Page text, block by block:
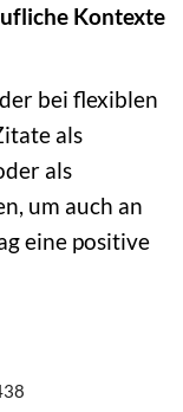
Kontexte
bei flexiblen
als
als
um auch an
eine positive